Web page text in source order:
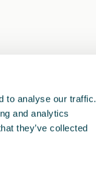
to analyse our traffic.
and analytics
they’ve collected